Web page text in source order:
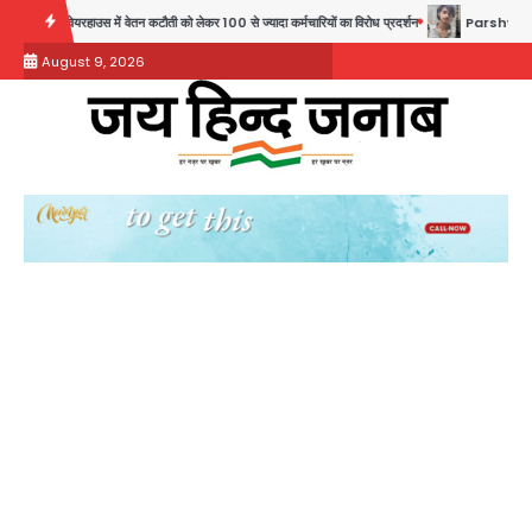
content
में वेतन कटौती को लेकर 100 से ज्यादा कर्मचारियों का विरोध प्रदर्शन Parshvanath Building
August 9, 2026